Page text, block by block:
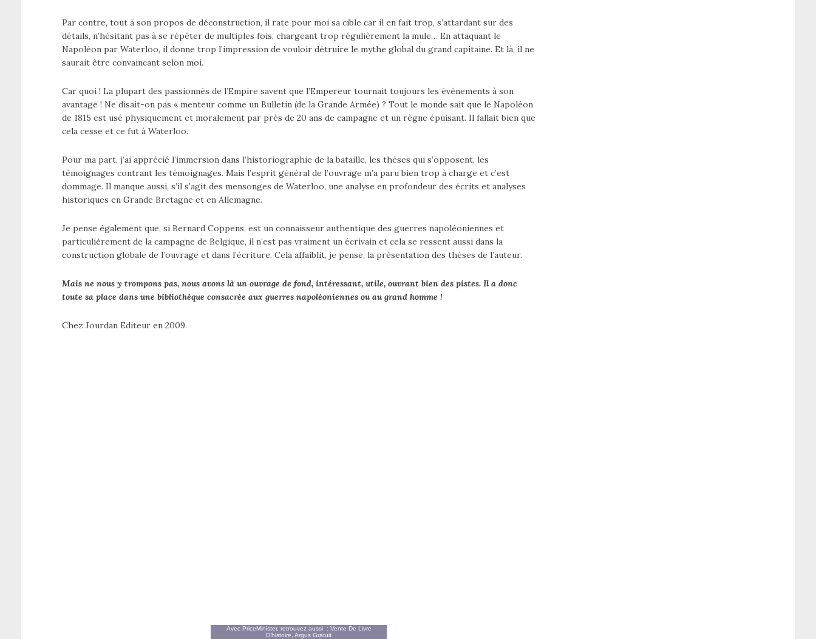
Par contre, tout à son propos de déconstruction, il rate pour moi sa cible car il en fait trop, s’attardant sur des
détails, n’hésitant pas à se répéter de multiples fois, chargeant trop régulièrement la mule… En attaquant le
Napoléon par Waterloo, il donne trop l’impression de vouloir détruire le mythe global du grand capitaine. Et là, il ne
saurait être convaincant selon moi.
Car quoi ! La plupart des passionnés de l’Empire savent que l’Empereur tournait toujours les événements à son
avantage ! Ne disait-on pas « menteur comme un Bulletin (de la Grande Armée) ? Tout le monde sait que le Napoléon
de 1815 est usé physiquement et moralement par près de 20 ans de campagne et un règne épuisant. Il fallait bien que
cela cesse et ce fut à Waterloo.
Pour ma part, j’ai apprécié l’immersion dans l’historiographie de la bataille, les thèses qui s’opposent, les
témoignages contrant les témoignages. Mais l’esprit général de l’ouvrage m’a paru bien trop à charge et c’est
dommage. Il manque aussi, s’il s’agit des mensonges de Waterloo, une analyse en profondeur des écrits et analyses
historiques en Grande Bretagne et en Allemagne.
Je pense également que, si Bernard Coppens, est un connaisseur authentique des guerres napoléoniennes et
particulièrement de la campagne de Belgique, il n’est pas vraiment un écrivain et cela se ressent aussi dans la
construction globale de l’ouvrage et dans l’écriture. Cela affaiblit, je pense, la présentation des thèses de l’auteur.
Mais ne nous y trompons pas, nous avons là un ouvrage de fond, intéressant, utile, ouvrant bien des pistes. Il a donc
toute sa place dans une bibliothèque consacrée aux guerres napoléoniennes ou au grand homme !
Chez Jourdan Editeur en 2009.
Avec PriceMinister, retrouvez aussi : Vente De Livre
D’histoire Argus Gratuit